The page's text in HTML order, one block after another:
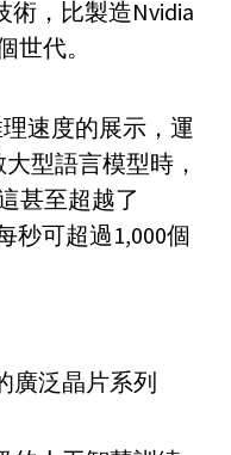
術，比製造Nvidia
世代。
速度的展示，運
型語言模型時，
甚至超越了
秒可超過1,000個
廣泛晶片系列